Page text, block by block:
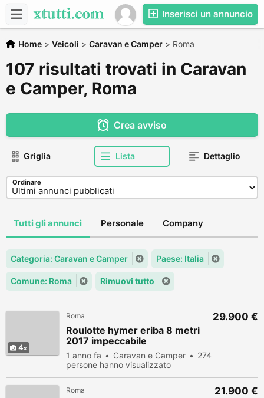
Inserisci un annuncio
Home > Veicoli > Caravan e Camper > Roma
107 risultati trovati in Caravan
e Camper, Roma
Crea avviso
Griglia Lista Dettaglio
Ordinare
Tutti gli annunci Personale Company
Categoria: Caravan e Camper Paese: Italia
Comune: Roma Rimuovi tutto
4
Roma
Roulotte hymer eriba 8 metri
2017 impeccabile
1 anno fa Caravan e Camper
274
persone hanno visualizzato
29.900 €
Roma 21.900 €